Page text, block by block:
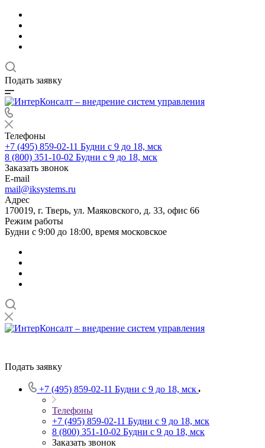
Подать заявку
Телефоны
+7 (495) 859-02-11 Будни с 9 до 18, мск
8 (800) 351-10-02 Будни с 9 до 18, мск
Заказать звонок
E-mail
mail@iksystems.ru
Адрес
170019, г. Тверь, ул. Маяковского, д. 33, офис 66
Режим работы
Будни с 9:00 до 18:00, время московское
Подать заявку
+7 (495) 859-02-11 Будни с 9 до 18, мск
Телефоны
+7 (495) 859-02-11 Будни с 9 до 18, мск
8 (800) 351-10-02 Будни с 9 до 18, мск
Заказать звонок